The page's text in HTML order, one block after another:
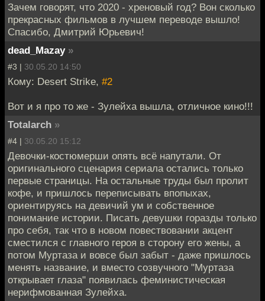
Зачем говорят, что 2020 - хреновый год? Вон сколько
прекрасных фильмов в лучшем переводе вышло!
Спасибо, Дмитрий Юрьевич!
dead_Mazay »
#3 | 30.05.20 14:50
Кому: Desert Strike, #2
Вот и я про то же - Зулейха вышла, отличное кино!!!
Totalarch »
#4 | 30.05.20 15:12
Девочки-костюмерши опять всё напутали. От
оригинального сценария сериала остались только
первые страницы. На остальные труды был пролит
кофе, и пришлось переписывать впопыхах,
ориентируясь на девичий ум и собственное
понимание истории. Писать девушки горазды только
про себя, так что в новом повествовании акцент
сместился с главного героя в сторону его жены, а
потом Муртаза и вовсе был забыт - даже пришлось
менять название, и вместо созвучного "Муртаза
открывает глаза" появилась феминистическая
нерифмованная Зулейха.